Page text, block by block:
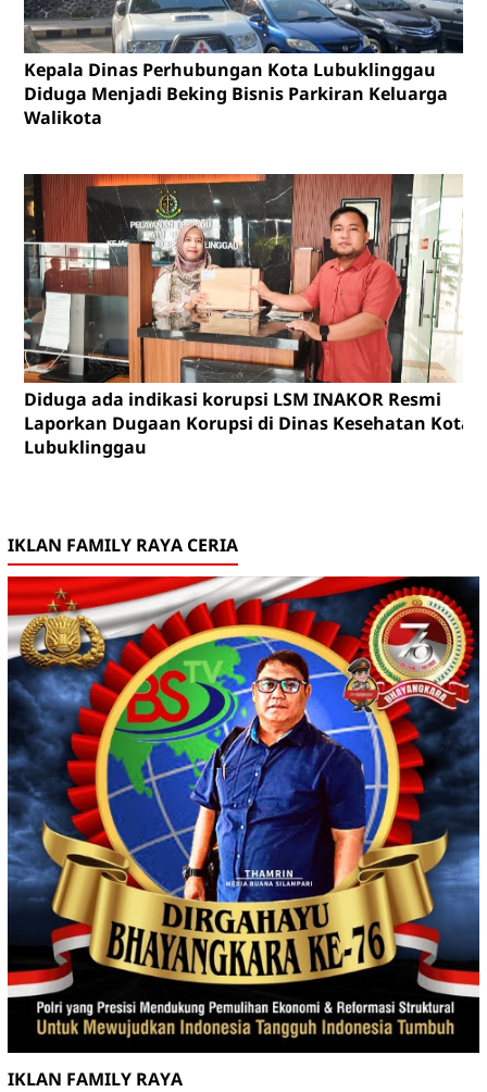
Kepala Dinas Perhubungan Kota Lubuklinggau
Diduga Menjadi Beking Bisnis Parkiran Keluarga
Walikota
Diduga ada indikasi korupsi LSM INAKOR Resmi
Laporkan Dugaan Korupsi di Dinas Kesehatan Kota
Lubuklinggau
IKLAN FAMILY RAYA CERIA
IKLAN FAMILY RAYA